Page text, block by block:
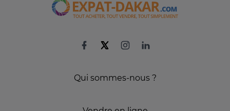
Qui sommes-nous ?